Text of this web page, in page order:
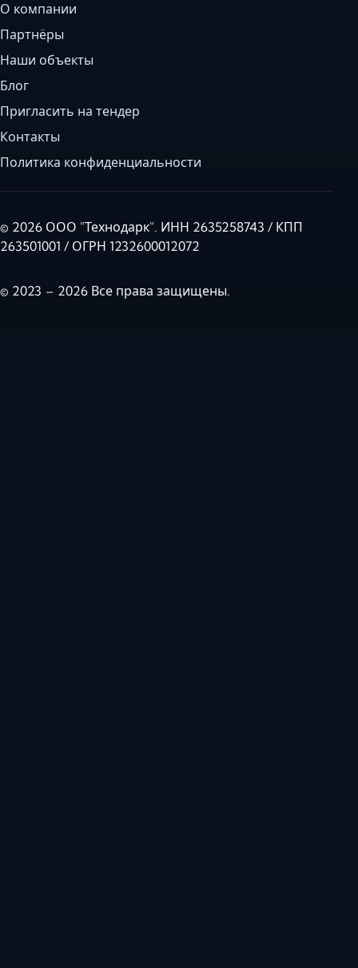
О компании
Партнёры
Наши объекты
Блог
Пригласить на тендер
Контакты
Политика конфиденциальности
© 2026 ООО "Технодарк". ИНН 2635258743 / КПП
263501001 / ОГРН 1232600012072
© 2023 – 2026 Все права защищены.